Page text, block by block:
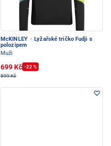
McKINLEY · Lyžařské tričko Fudji s
polozipem
Muži
699 Kč -22 %
899 Kč